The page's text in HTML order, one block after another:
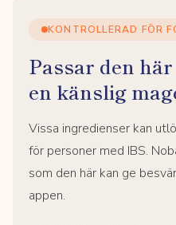
KONTROLLERAD FÖR
Passar den
en känslig
Vissa ingredienser kan
för personer med IBS.
som den här kan ge
appen.